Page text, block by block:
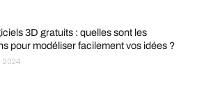
3D gratuits : quelles sont les
pour modéliser facilement vos idées ?